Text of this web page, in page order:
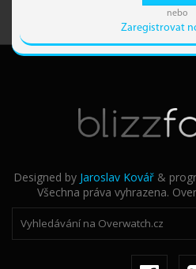
nebo
Zaregistrovat
Designed by Jaroslav Kovář &
Všechna práva vyhrazena.